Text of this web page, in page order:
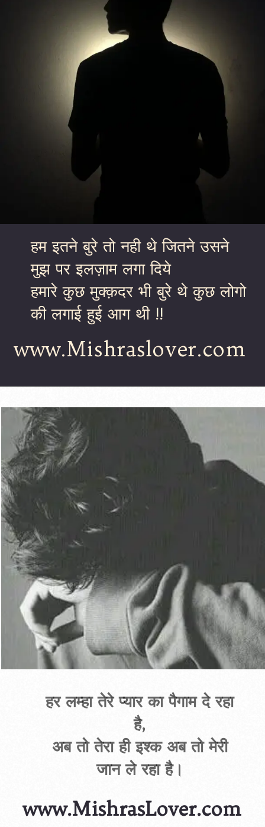
www.Mishraslover.com
हम इतने बुरे तो नही थे जितने उसने
मुझ पर इलज़ाम लगा दिये
हमारे कुछ मुक्क़दर भी बुरे थे कुछ लोगो
की लगाई हुई आग थी !!
www.MishrasLover.com
हर लम्हा तेरे प्यार का पैगाम दे रहा
है,
अब तो तेरा ही इश्क अब तो मेरी
जान ले रहा है।